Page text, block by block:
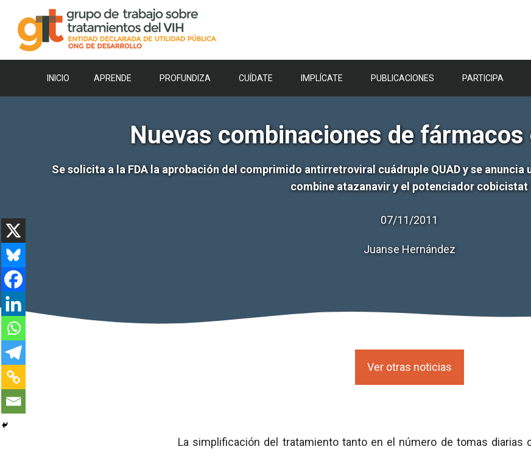
contenido
INICIO APRENDE PROFUNDIZA CUÍDATE IMPLÍCATE PUBLICACIONES PARTICIPA
Nuevas combinaciones de
Se solicita a la FDA la aprobación del comprimido antirretroviral cuádruple QUAD y se
combine atazanavir y el potenciador cobicistat
07/11/2011
Juanse Hernández
Ver otras noticias
La simplificación del tratamiento tanto en el número de tomas diarias